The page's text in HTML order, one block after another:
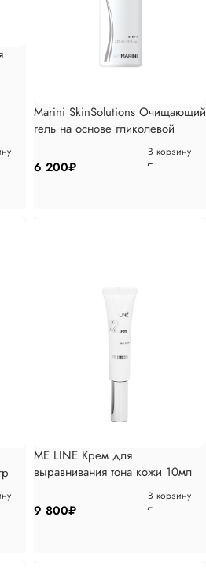
Marini SkinSolutions Очищающий
гель на основе гликолевой
6 200₽
В корзину
ME LINE Крем для
выравнивания тона кожи 10мл
9 800₽
В корзину